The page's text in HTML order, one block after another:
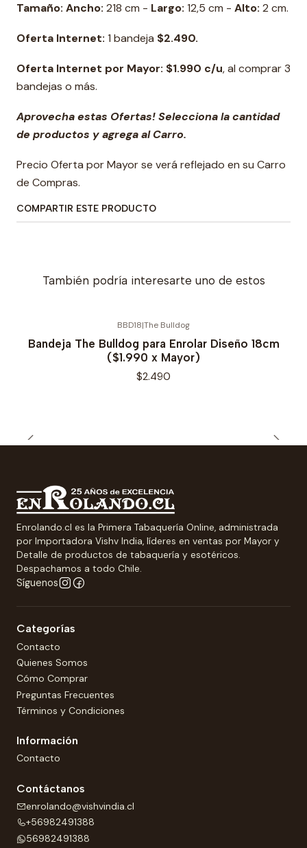
Tamaño: Ancho: 218 cm - Largo: 12,5 cm - Alto: 2 cm.
Oferta Internet: 1 bandeja $2.490.
Oferta Internet por Mayor: $1.990 c/u, al comprar 3
bandejas o más.
Aprovecha estas Ofertas! Selecciona la cantidad
de productos y agrega al Carro.
Precio Oferta por Mayor se verá reflejado en su Carro
de Compras.
COMPARTIR ESTE PRODUCTO
También podría interesarte uno de estos
BBD18|The Bulldog
Bandeja The Bulldog para Enrolar Diseño 18cm
($1.990 x Mayor)
$2.490
Enrolando.cl es la Primera Tabaquería Online, administrada
por Importadora Vishv India, líderes en ventas por Mayor y
Detalle de productos de tabaquería y esotéricos.
Despachamos a todo Chile.
Síguenos
Categorías
Contacto
Quienes Somos
Cómo Comprar
Preguntas Frecuentes
Términos y Condiciones
Información
Contacto
Contáctanos
enrolando@vishvindia.cl
+56982491388
56982491388